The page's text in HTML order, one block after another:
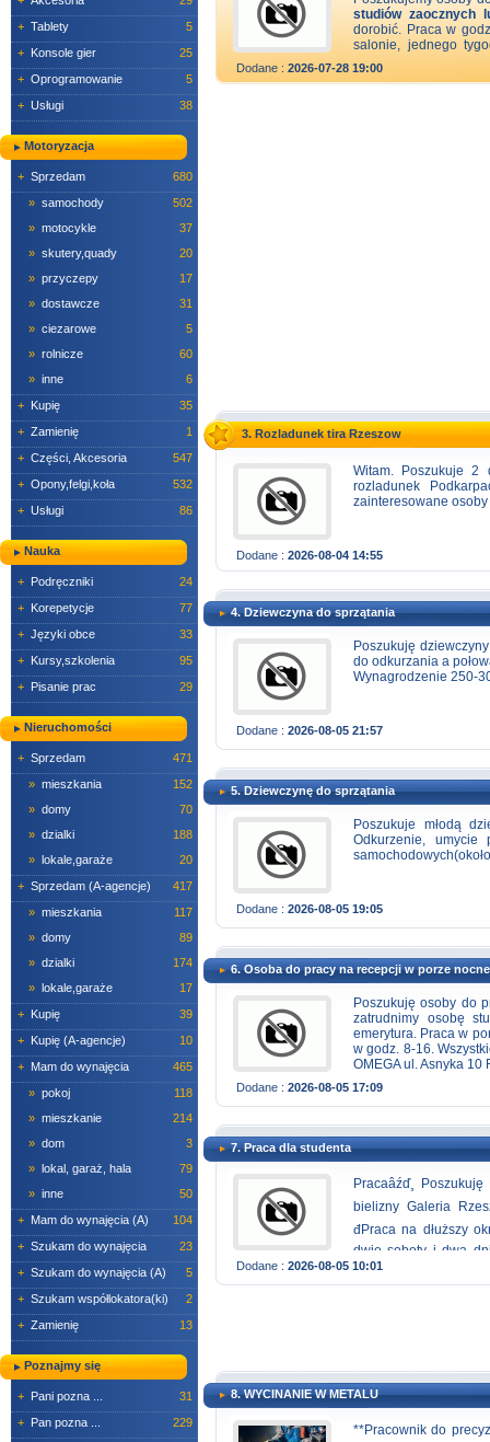
+ Tablety
5
+ Konsole gier
25
+ Oprogramowanie
5
+ Usługi 38
Motoryzacja
+ Sprzedam
680
» samochody
502
» motocykle
37
» skutery,quady
20
» przyczepy
17
» dostawcze
31
» ciezarowe
5
» rolnicze
60
» inne
6
+ Kupię
35
+ Zamienię
1
+ Części, Akcesoria
547
+ Opony,felgi,koła
532
+ Usługi 86
Nauka
+ Podręczniki
24
+ Korepetycje
77
+ Języki obce
33
+ Kursy,szkolenia
95
+ Pisanie prac 29
Nieruchomości
+ Sprzedam
471
» mieszkania
152
» domy
70
» dzialki
188
» lokale,garaże
20
+ Sprzedam (A-agencje)
417
» mieszkania
117
» domy
89
» dzialki
174
» lokale,garaże
17
+ Kupię
39
+ Kupię (A-agencje)
10
+ Mam do wynajęcia
465
» pokoj
118
» mieszkanie
214
» dom
3
» lokal, garaż, hala
79
» inne
50
+ Mam do wynajęcia (A)
104
+ Szukam do wynajęcia
23
+ Szukam do wynajęcia (A)
5
+ Szukam współlokatora(ki)
2
+ Zamienię 13
Poznajmy się
+ Pani pozna ...
31
+ Pan pozna ... 229
studiów zaocznych
dorobić. Praca w
salonie, jednego
dyspozycyjnej w
osobistą, -potrafiąca
Dodane : 2026-07-28 19:00
3. Rozladunek tira Rzeszow
Witam. Poszukuje 2
rozladunek
zainteresowane
Dodane : 2026-08-04 14:55
4. Dziewczyna do sprzątania
Poszukuję
do odkurzania a
Wynagrodzenie 250-
Dodane : 2026-08-05 21:57
5. Dziewczynę do sprzątania
Poszukuje młodą
Odkurzenie, umycie
Dodane : 2026-08-05 19:05
6. Osoba do pracy na recepcji w porze
Poszukuję osoby do
zatrudnimy osobę
emerytura. Praca w
w godz. 8-16.
OMEGA ul. Asnyka 10
Dodane : 2026-08-05 17:09
7. Praca dla studenta
Pracaâźď¸
bielizny Galeria
đPraca na
dwie soboty i dwa
wp.pl lub zapraszam
Dodane : 2026-08-05 10:01
8. WYCINANIE W METALU
**Pracownik do